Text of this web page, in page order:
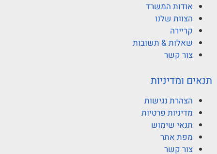
אודות המשרד
הצוות שלנו
קריירה
שאלות & תשובות
צור קשר
תנאים ומדיניות
הצהרת נגישות
מדיניות פרטיות
תנאי שימוש
מפת אתר
צור קשר